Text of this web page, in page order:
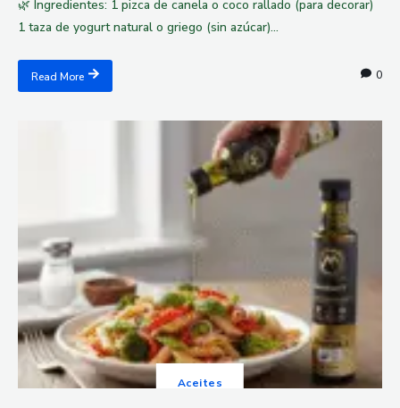
🌿 Ingredientes: 1 pizca de canela o coco rallado (para decorar)
1 taza de yogurt natural o griego (sin azúcar)...
Read More 0
Aceites